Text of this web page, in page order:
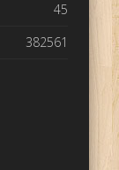
45
382561